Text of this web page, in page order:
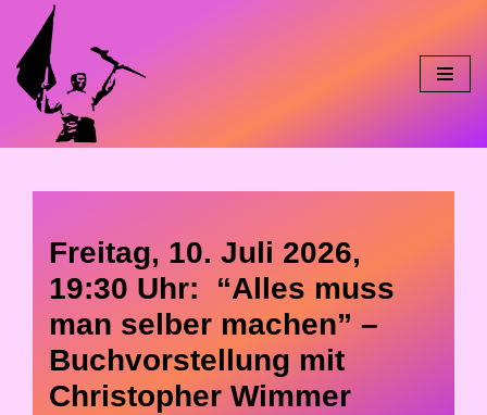
Skip
to
content
Freitag, 10. Juli 2026,
19:30 Uhr: “Alles muss
man selber machen” –
Buchvorstellung mit
Christopher Wimmer